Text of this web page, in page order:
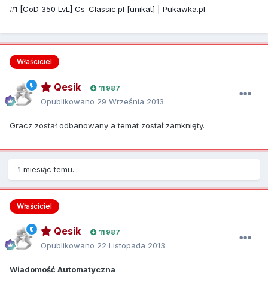
#1 [CoD 350 LvL] Cs-Classic.pl [unikat] | Pukawka.pl
Właściciel
Qesik 11 987
Opublikowano 29 Września 2013
Gracz został odbanowany a temat został zamknięty.
1 miesiąc temu...
Właściciel
Qesik 11 987
Opublikowano 22 Listopada 2013
Wiadomość Automatyczna